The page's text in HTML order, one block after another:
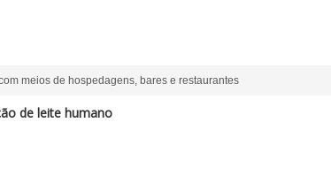
meios de hospedagens, bares e restaurantes
de leite humano